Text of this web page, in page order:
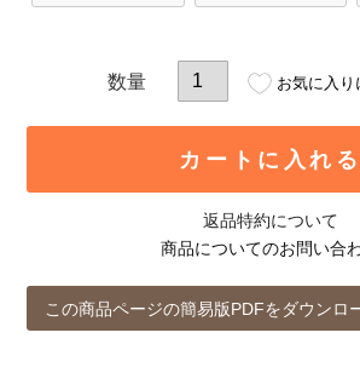
お気に入り
カートに入れる
返品特約について
商品についてのお問い合
この商品ページの簡易版PDFをダウンロ